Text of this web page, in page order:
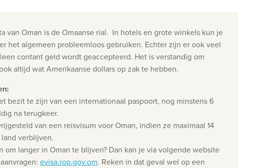
van Oman is de Omaanse rial. In hotels en grote winkels kun je
het algemeen probleemloos gebruiken. Echter zijn er ook veel
contant geld wordt geaccepteerd. Het is verstandig om
altijd wat Amerikaanse dollars op zak te hebben.
:
bezit te zijn van een internationaal paspoort, nog minstens 6
na terugkeer.
van een reisvisum voor Oman, indien ze maximaal 14
verblijven.
om langer in Oman te blijven? Dan kan je via volgende website
evisa.rop.gov.om. Reken in dat geval wel op een